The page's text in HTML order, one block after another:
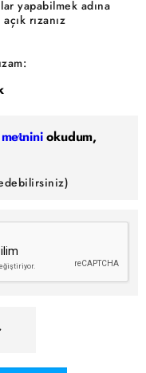
yapabilmek adına
rızanız
okudum,